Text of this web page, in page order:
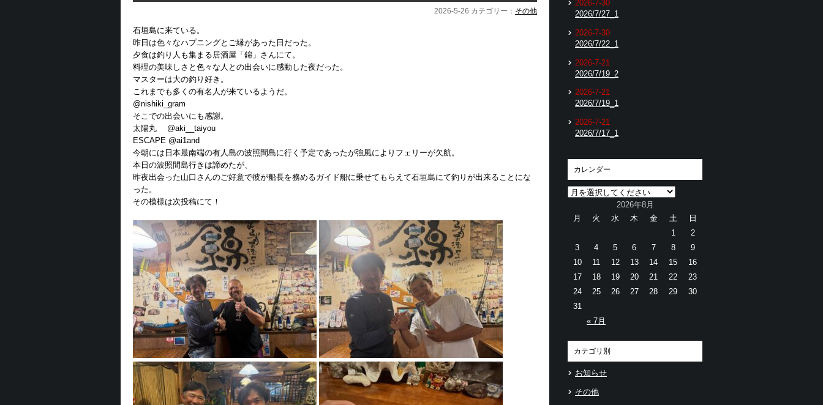
2026-5-26 カテゴリー： その他
石垣島に来ている。
昨日は色々なハプニングとご縁があった日だった。
夕食は釣り人も集まる居酒屋「錦」さんにて。
料理の美味しさと色々な人との出会いに感動した夜だった。
マスターは大の釣り好き。
これまでも多くの有名人が来ているようだ。
@nishiki_gram
そこでの出会いにも感謝。
太陽丸 @aki__taiyou
ESCAPE @ai1and
今朝には日本最南端の有人島の波照間島に行く予定であったが強風によりフェリーが欠航。
本日の波照間島行きは諦めたが、
昨夜出会った山口さんのご好意で彼が船長を務めるガイド船に乗せてもらえて石垣島にて釣りが出来ることにな
った。
その模様は次投稿にて！
2026-7-30
2026/7/27_1
2026-7-30
2026/7/22_1
2026-7-21
2026/7/19_2
2026-7-21
2026/7/19_1
2026-7-21
2026/7/17_1
カレンダー
2026年8月
月
火 水 木 金 土 日
« 7月
1
2
3
4 5 6 7 8
9
10
11 12 13 14 15
16
17
18 19 20 21 22
23
24
25 26 27 28 29
30
31
カテゴリ別
お知らせ
その他